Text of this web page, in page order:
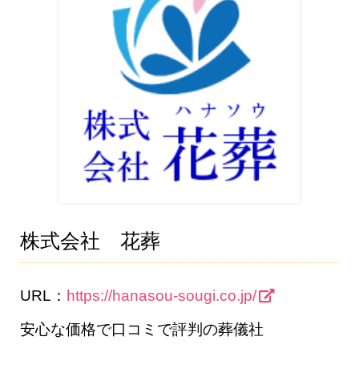
株式会社 花葬
URL： https://hanasou-sougi.co.jp/
安心な価格で口コミで評判の葬儀社